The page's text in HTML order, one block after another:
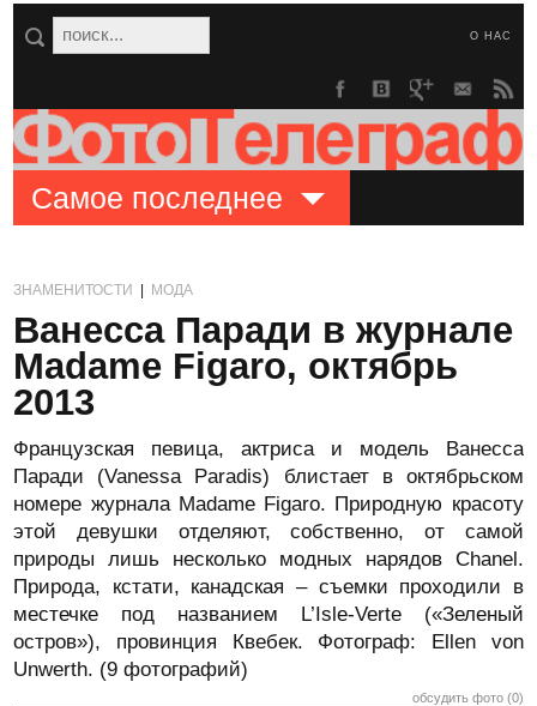
О НАС
Самое последнее
ЗНАМЕНИТОСТИ МОДА
Ванесса Паради в журнале
Madame Figaro, октябрь
2013
Французская певица, актриса и модель Ванесса
Паради (Vanessa Paradis) блистает в октябрьском
номере журнала Madame Figaro. Природную красоту
этой девушки отделяют, собственно, от самой
природы лишь несколько модных нарядов Chanel.
Природа, кстати, канадская – съемки проходили в
местечке под названием L’Isle-Verte («Зеленый
остров»), провинция Квебек. Фотограф: Ellen von
Unwerth. (9 фотографий)
обсудить фото (0)